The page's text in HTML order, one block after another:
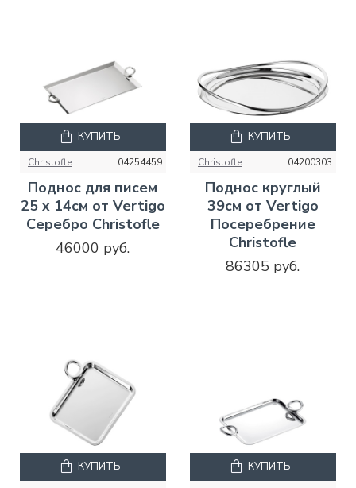
Christofle 04254459
Поднос для писем
25 x 14см от Vertigo
Серебро Christofle
46000 руб.
КУПИТЬ
Christofle 04200303
Поднос круглый
39см от Vertigo
Посеребрение
Christofle
86305 руб.
КУПИТЬ
КУПИТЬ КУПИТЬ